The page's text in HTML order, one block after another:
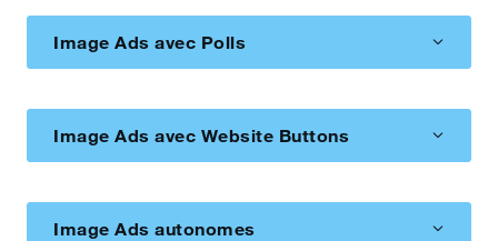
Image Ads avec Polls
Image Ads avec Website Buttons
Image Ads autonomes